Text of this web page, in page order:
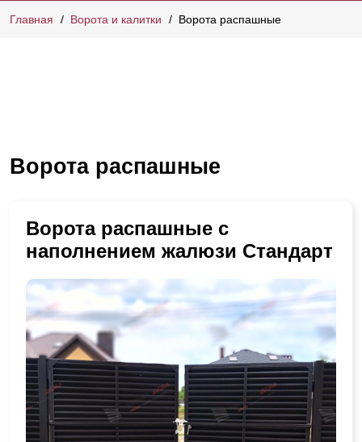
Главная Ворота и калитки Ворота распашные
Ворота распашные
Ворота распашные с
наполнением жалюзи Стандарт